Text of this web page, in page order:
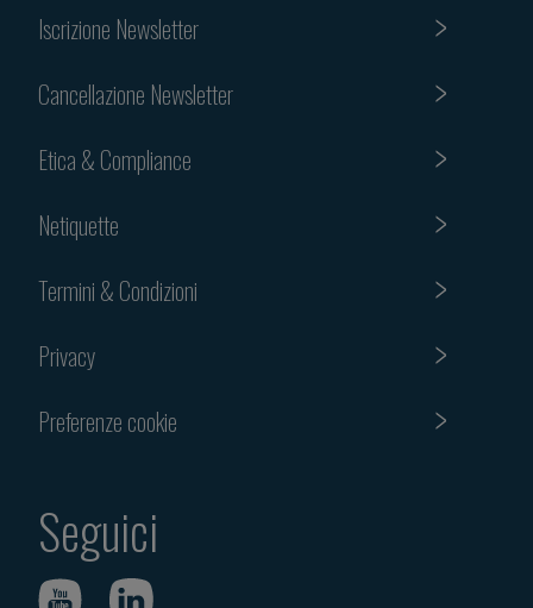
Iscrizione Newsletter
Cancellazione Newsletter
Etica & Compliance
Netiquette
Termini & Condizioni
Privacy
Preferenze cookie
Seguici